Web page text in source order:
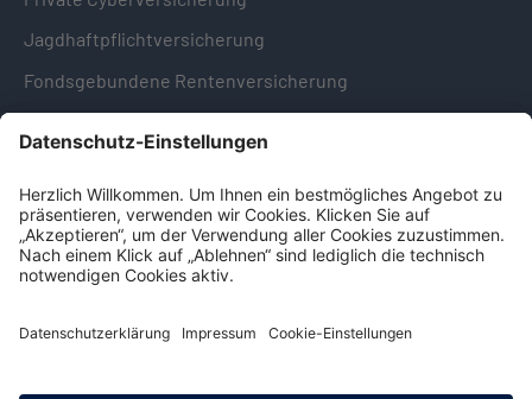
Jagdhaftpflichtversicherung
Fondsgebundene Rentenversicherung
Hinweise & Informationen
Impressum
Datenschutz
Hinweisgebersystem -